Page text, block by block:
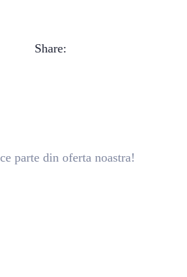
Share:
parte din oferta noastra!